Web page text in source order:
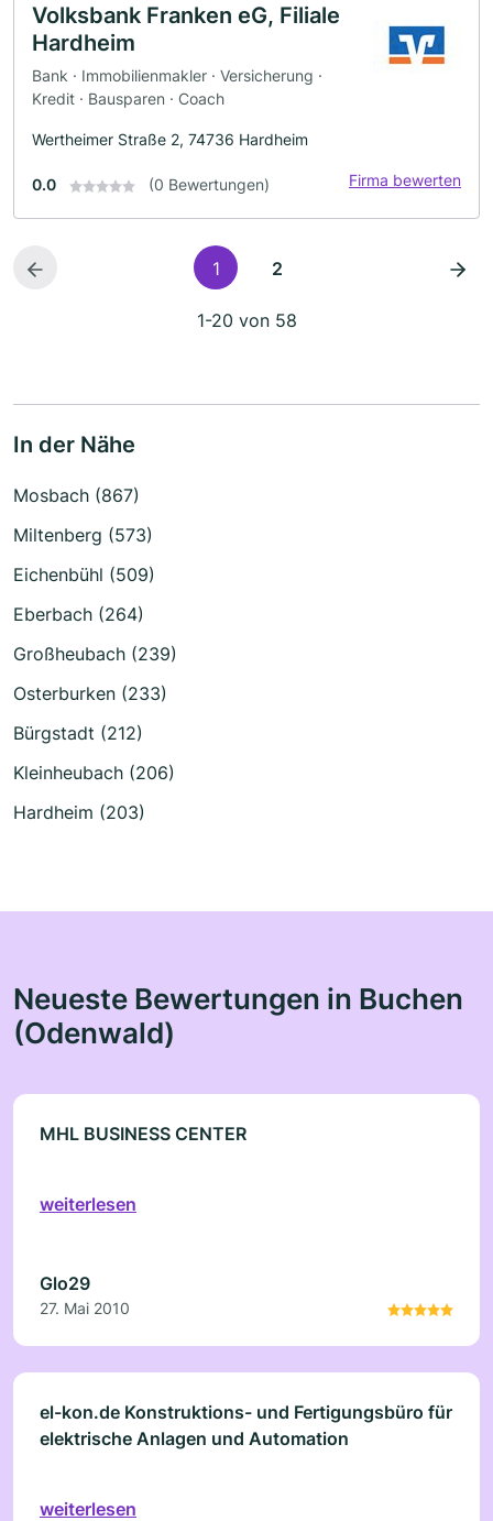
Volksbank Franken eG, Filiale
Hardheim
Bank · Immobilienmakler · Versicherung ·
Kredit · Bausparen · Coach
Wertheimer Straße 2, 74736 Hardheim
0.0 (0 Bewertungen) Firma bewerten
1 2
1-20 von 58
In der Nähe
Mosbach (867)
Miltenberg (573)
Eichenbühl (509)
Eberbach (264)
Großheubach (239)
Osterburken (233)
Bürgstadt (212)
Kleinheubach (206)
Hardheim (203)
Neueste Bewertungen in Buchen
(Odenwald)
MHL BUSINESS CENTER
weiterlesen
Glo29
27. Mai 2010
el-kon.de Konstruktions- und Fertigungsbüro für
elektrische Anlagen und Automation
weiterlesen